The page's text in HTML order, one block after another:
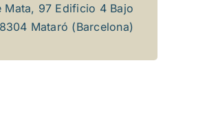
Mata, 97 Edificio 4 Bajo
Mataró (Barcelona)